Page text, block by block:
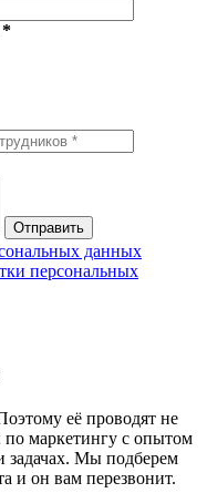
*
Отправить
данных
персональных
её проводят не
маркетингу с опытом
задачах. Мы подберем
и он вам перезвонит.